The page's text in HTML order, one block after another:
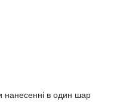
нанесенні в один шар